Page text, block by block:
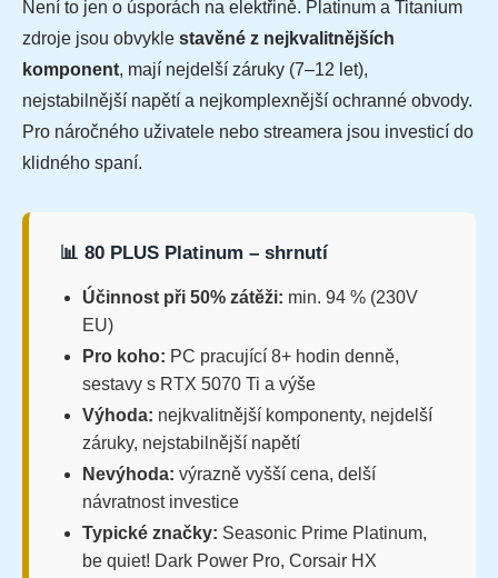
Není to jen o úsporách na elektřině. Platinum a Titanium
zdroje jsou obvykle stavěné z nejkvalitnějších
komponent, mají nejdelší záruky (7–12 let),
nejstabilnější napětí a nejkomplexnější ochranné obvody.
Pro náročného uživatele nebo streamera jsou investicí do
klidného spaní.
📊 80 PLUS Platinum – shrnutí
Účinnost při 50% zátěži: min. 94 % (230V
EU)
Pro koho: PC pracující 8+ hodin denně,
sestavy s RTX 5070 Ti a výše
Výhoda: nejkvalitnější komponenty, nejdelší
záruky, nejstabilnější napětí
Nevýhoda: výrazně vyšší cena, delší
návratnost investice
Typické značky: Seasonic Prime Platinum,
be quiet! Dark Power Pro, Corsair HX